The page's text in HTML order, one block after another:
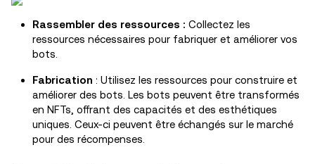
Rassembler des ressources : Collectez les
ressources nécessaires pour fabriquer et améliorer vos
bots.
Fabrication : Utilisez les ressources pour construire et
améliorer des bots. Les bots peuvent être transformés
en NFTs, offrant des capacités et des esthétiques
uniques. Ceux-ci peuvent être échangés sur le marché
pour des récompenses.